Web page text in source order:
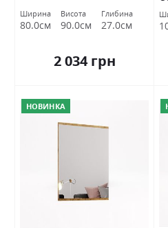
Ширина
80.0см
Висота
90.0см
Глибина
27.0см
2 034 грн
НОВИНКА